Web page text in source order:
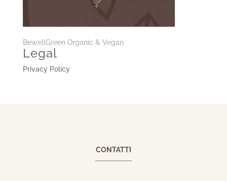
BewellGreen Organic & Vegan
Legal
Privacy Policy
CONTATTI